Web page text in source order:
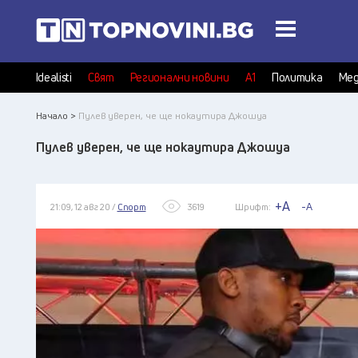
Idealisti Свят Регионални новини А1 Политика
Начало > Пулев уверен, че ще нокаутира Джошуа
Пулев уверен, че ще нокаутира Джошуа
21:09, 12 авг 20 / Спорт 3619 Шрифт: +A -A